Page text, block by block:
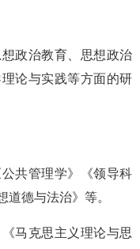
政治教育、 思想政治
理论与实践等方面的研
公共管理学》《领导科
道德与法治》 等。
《马克思主义理论与思